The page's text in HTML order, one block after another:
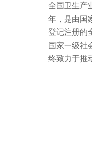
全国卫生产
年，是由国
登记注册的
国家一级社
终致力于推